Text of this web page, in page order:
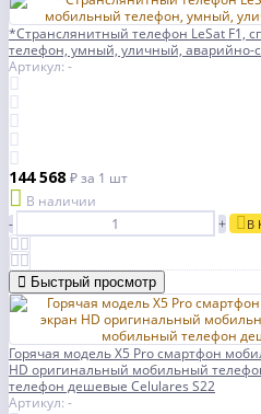
*Странслянитный телефон LeSat F1,
телефон, умный, уличный, аварийно-
Артикул: -
144 568 ₽за 1 шт
В наличии
-
+ В
Быстрый просмотр
Горячая модель X5 Pro смартфон
HD оригинальный мобильный
телефон дешевые Celulares S22
Артикул: -